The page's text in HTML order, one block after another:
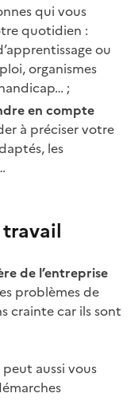
qui vous
quotidien :
ou
organismes
;
en compte
à préciser votre
les
travail
de l’entreprise
problèmes de
crainte car ils sont
peut aussi vous